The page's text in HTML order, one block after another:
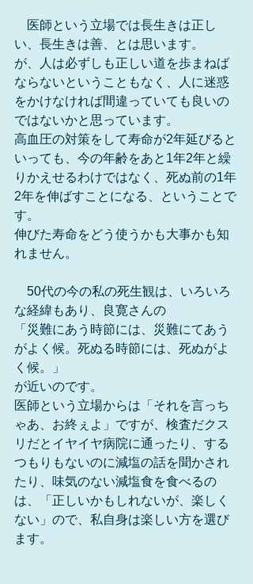
医師という立場では長生きは正し
い、長生きは善、とは思います。
が、人は必ずしも正しい道を歩まねば
ならないということもなく、人に迷惑
をかけなければ間違っていても良いの
ではないかと思っています。
高血圧の対策をして寿命が2年延びると
いっても、今の年齢をあと1年2年と繰
りかえせるわけではなく、死ぬ前の1年
2年を伸ばすことになる、ということで
す。
伸びた寿命をどう使うかも大事かも知
れません。
50代の今の私の死生観は、いろいろ
な経緯もあり、良寛さんの
「災難にあう時節には、災難にてあう
がよく候。死ぬる時節には、死ぬがよ
く候。」
が近いのです。
医師という立場からは「それを言っち
ゃあ、お終ぇよ」ですが、検査だクス
リだとイヤイヤ病院に通ったり、する
つもりもないのに減塩の話を聞かされ
たり、味気のない減塩食を食べるの
は、「正しいかもしれないが、楽しく
ない」ので、私自身は楽しい方を選び
ます。